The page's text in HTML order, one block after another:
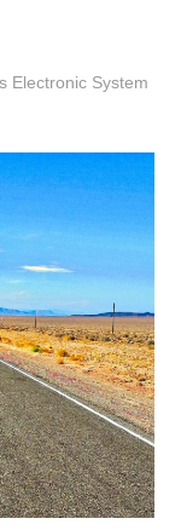
Electronic System